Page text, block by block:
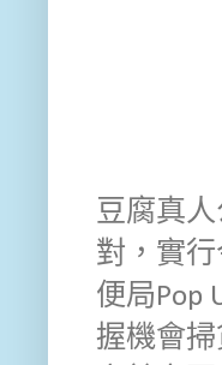
豆腐真
對，實
便局Pop
握機會